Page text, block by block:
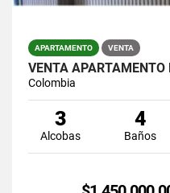
APARTAMENTO VENTA
VENTA APARTAMENTO
Colombia
3
Alcobas
4
Baños